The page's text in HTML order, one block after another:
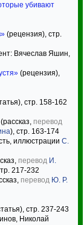
убивают
(рецензия), стр.
Вячеслав Яшин,
(рецензия),
стр. 158-162
(рассказ, перевод
), стр. 163-174
иллюстрации С.
перевод И.
217-232
перевод Ю. Р.
стр. 237-243
Николай